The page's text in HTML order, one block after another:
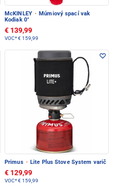
McKINLEY · Múmiový spací vak
Kodiak 0°
€ 139,99
VOC*€ 159,99
Primus · Lite Plus Stove System varič
€ 129,99
VOC*€ 159,99